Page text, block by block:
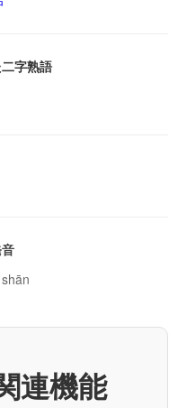
二字熟語
連機能